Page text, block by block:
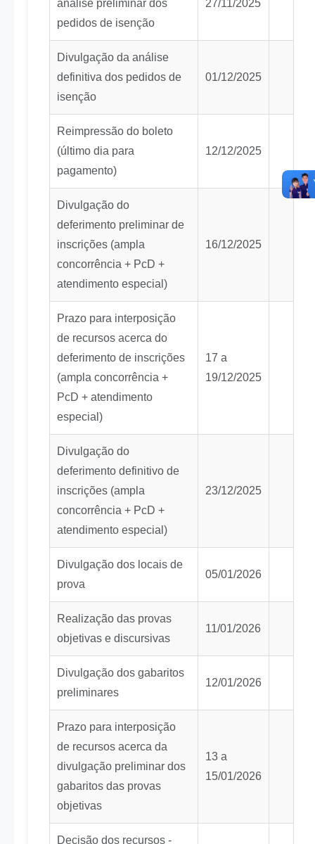
análise preliminar dos
pedidos de isenção
27/11/2025
Divulgação da análise
definitiva dos pedidos de
isenção
01/12/2025
Reimpressão do boleto
(último dia para
pagamento)
12/12/2025
Divulgação do
deferimento preliminar de
inscrições (ampla
concorrência + PcD +
atendimento especial)
16/12/2025
Prazo para interposição
de recursos acerca do
deferimento de inscrições
(ampla concorrência +
PcD + atendimento
especial)
17 a
19/12/2025
Divulgação do
deferimento definitivo de
inscrições (ampla
concorrência + PcD +
atendimento especial)
23/12/2025
Divulgação dos locais de
prova
05/01/2026
Realização das provas
objetivas e discursivas
11/01/2026
Divulgação dos gabaritos
preliminares
12/01/2026
Prazo para interposição
de recursos acerca da
divulgação preliminar dos
gabaritos das provas
objetivas
13 a
15/01/2026
Decisão dos recursos -